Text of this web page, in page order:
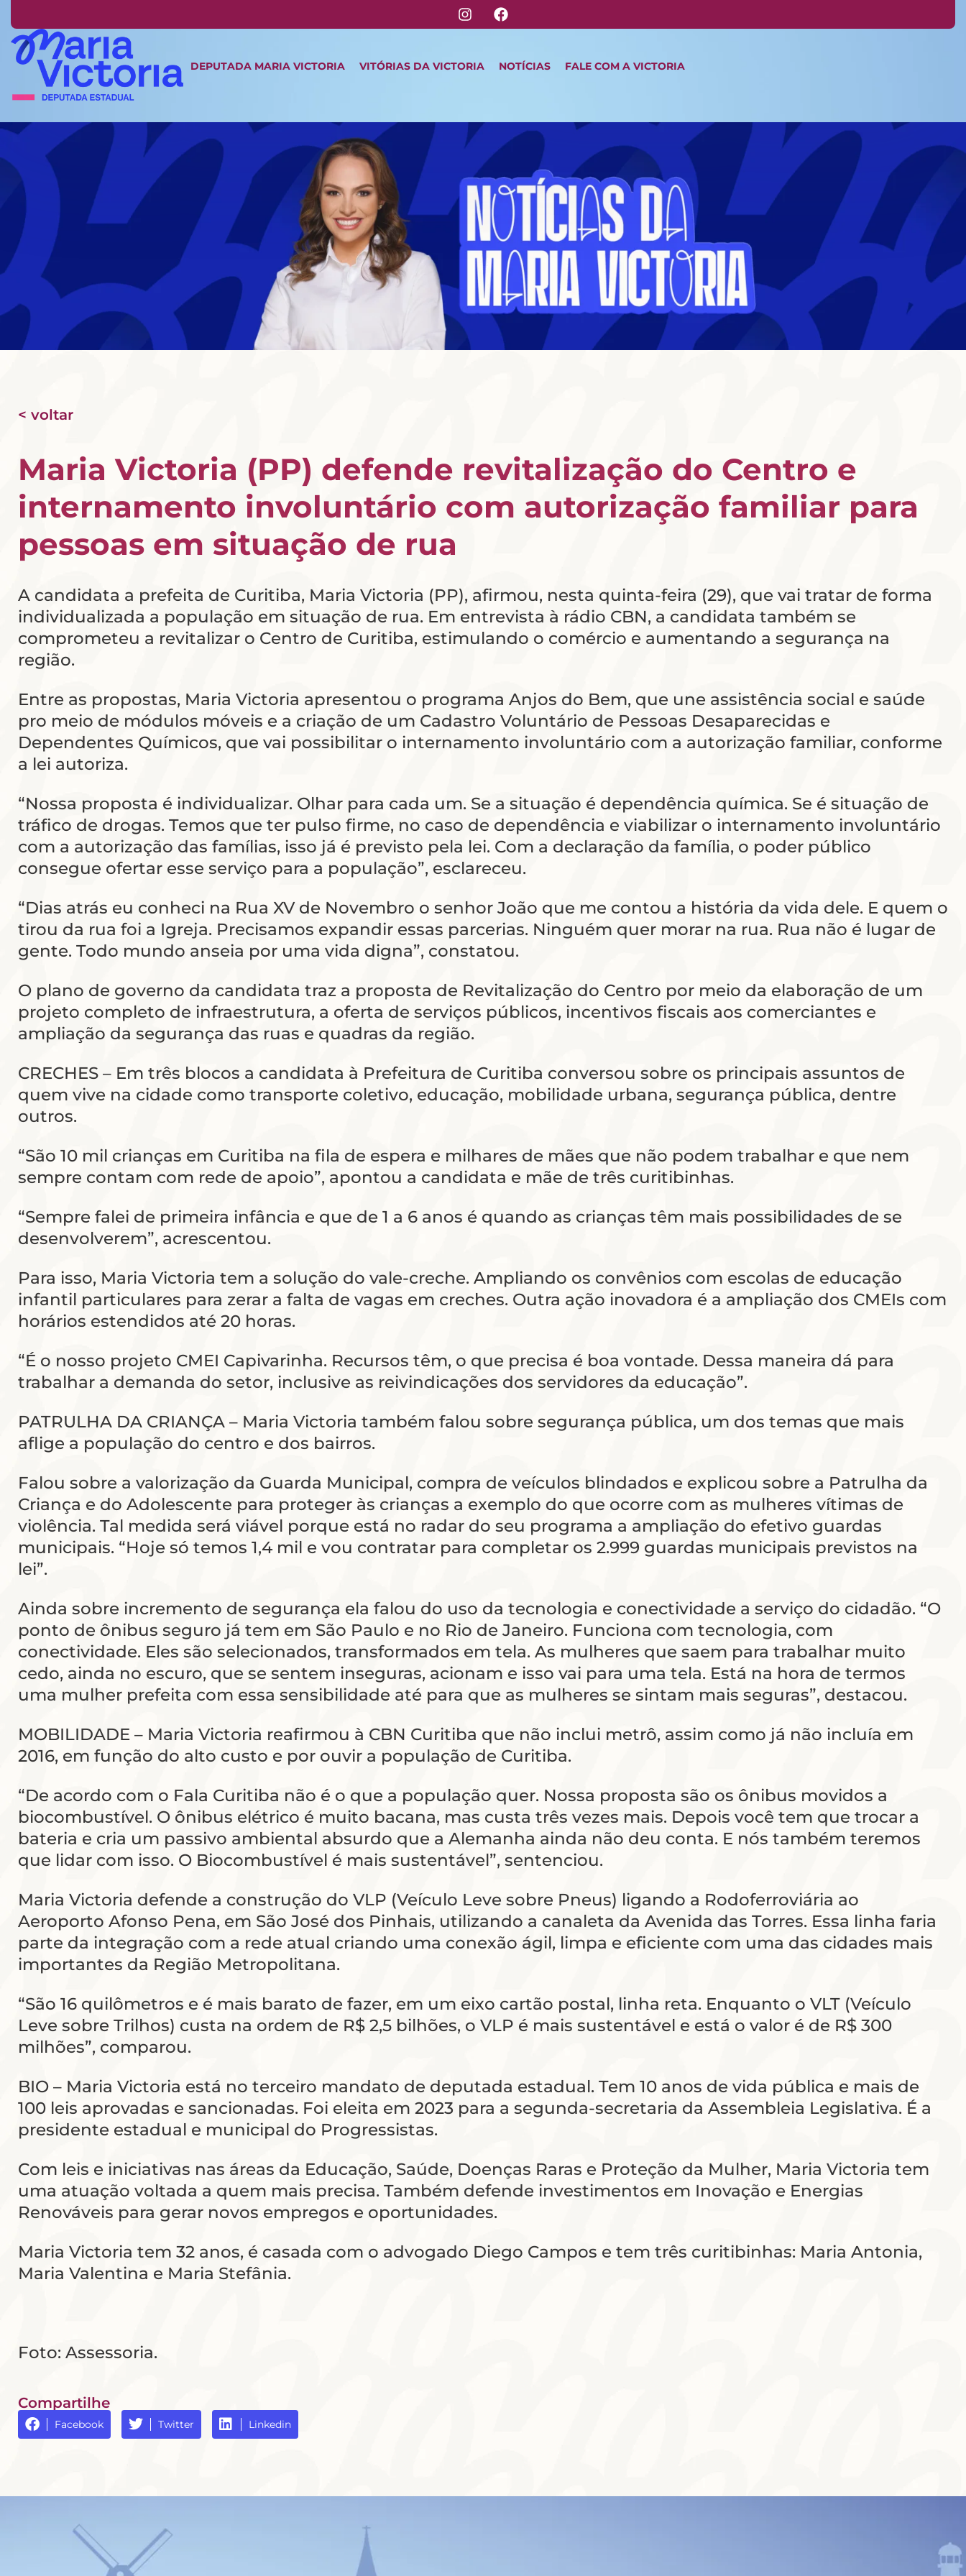
DEPUTADA MARIA VICTORIA VITÓRIAS DA VICTORIA NOTÍCIAS FALE COM A VICTORIA
< voltar
Maria Victoria (PP) defende revitalização do Centro e
internamento involuntário com autorização familiar para
pessoas em situação de rua
A candidata a prefeita de Curitiba, Maria Victoria (PP), afirmou, nesta quinta-feira (29), que vai tratar de forma
individualizada a população em situação de rua. Em entrevista à rádio CBN, a candidata também se
comprometeu a revitalizar o Centro de Curitiba, estimulando o comércio e aumentando a segurança na
região.
Entre as propostas, Maria Victoria apresentou o programa Anjos do Bem, que une assistência social e saúde
pro meio de módulos móveis e a criação de um Cadastro Voluntário de Pessoas Desaparecidas e
Dependentes Químicos, que vai possibilitar o internamento involuntário com a autorização familiar, conforme
a lei autoriza.
“Nossa proposta é individualizar. Olhar para cada um. Se a situação é dependência química. Se é situação de
tráfico de drogas. Temos que ter pulso firme, no caso de dependência e viabilizar o internamento involuntário
com a autorização das famílias, isso já é previsto pela lei. Com a declaração da família, o poder público
consegue ofertar esse serviço para a população”, esclareceu.
“Dias atrás eu conheci na Rua XV de Novembro o senhor João que me contou a história da vida dele. E quem o
tirou da rua foi a Igreja. Precisamos expandir essas parcerias. Ninguém quer morar na rua. Rua não é lugar de
gente. Todo mundo anseia por uma vida digna”, constatou.
O plano de governo da candidata traz a proposta de Revitalização do Centro por meio da elaboração de um
projeto completo de infraestrutura, a oferta de serviços públicos, incentivos fiscais aos comerciantes e
ampliação da segurança das ruas e quadras da região.
CRECHES – Em três blocos a candidata à Prefeitura de Curitiba conversou sobre os principais assuntos de
quem vive na cidade como transporte coletivo, educação, mobilidade urbana, segurança pública, dentre
outros.
“São 10 mil crianças em Curitiba na fila de espera e milhares de mães que não podem trabalhar e que nem
sempre contam com rede de apoio”, apontou a candidata e mãe de três curitibinhas.
“Sempre falei de primeira infância e que de 1 a 6 anos é quando as crianças têm mais possibilidades de se
desenvolverem”, acrescentou.
Para isso, Maria Victoria tem a solução do vale-creche. Ampliando os convênios com escolas de educação
infantil particulares para zerar a falta de vagas em creches. Outra ação inovadora é a ampliação dos CMEIs com
horários estendidos até 20 horas.
“É o nosso projeto CMEI Capivarinha. Recursos têm, o que precisa é boa vontade. Dessa maneira dá para
trabalhar a demanda do setor, inclusive as reivindicações dos servidores da educação”.
PATRULHA DA CRIANÇA – Maria Victoria também falou sobre segurança pública, um dos temas que mais
aflige a população do centro e dos bairros.
Falou sobre a valorização da Guarda Municipal, compra de veículos blindados e explicou sobre a Patrulha da
Criança e do Adolescente para proteger às crianças a exemplo do que ocorre com as mulheres vítimas de
violência. Tal medida será viável porque está no radar do seu programa a ampliação do efetivo guardas
municipais. “Hoje só temos 1,4 mil e vou contratar para completar os 2.999 guardas municipais previstos na
lei”.
Ainda sobre incremento de segurança ela falou do uso da tecnologia e conectividade a serviço do cidadão. “O
ponto de ônibus seguro já tem em São Paulo e no Rio de Janeiro. Funciona com tecnologia, com
conectividade. Eles são selecionados, transformados em tela. As mulheres que saem para trabalhar muito
cedo, ainda no escuro, que se sentem inseguras, acionam e isso vai para uma tela. Está na hora de termos
uma mulher prefeita com essa sensibilidade até para que as mulheres se sintam mais seguras”, destacou.
MOBILIDADE – Maria Victoria reafirmou à CBN Curitiba que não inclui metrô, assim como já não incluía em
2016, em função do alto custo e por ouvir a população de Curitiba.
“De acordo com o Fala Curitiba não é o que a população quer. Nossa proposta são os ônibus movidos a
biocombustível. O ônibus elétrico é muito bacana, mas custa três vezes mais. Depois você tem que trocar a
bateria e cria um passivo ambiental absurdo que a Alemanha ainda não deu conta. E nós também teremos
que lidar com isso. O Biocombustível é mais sustentável”, sentenciou.
Maria Victoria defende a construção do VLP (Veículo Leve sobre Pneus) ligando a Rodoferroviária ao
Aeroporto Afonso Pena, em São José dos Pinhais, utilizando a canaleta da Avenida das Torres. Essa linha faria
parte da integração com a rede atual criando uma conexão ágil, limpa e eficiente com uma das cidades mais
importantes da Região Metropolitana.
“São 16 quilômetros e é mais barato de fazer, em um eixo cartão postal, linha reta. Enquanto o VLT (Veículo
Leve sobre Trilhos) custa na ordem de R$ 2,5 bilhões, o VLP é mais sustentável e está o valor é de R$ 300
milhões”, comparou.
BIO – Maria Victoria está no terceiro mandato de deputada estadual. Tem 10 anos de vida pública e mais de
100 leis aprovadas e sancionadas. Foi eleita em 2023 para a segunda-secretaria da Assembleia Legislativa. É a
presidente estadual e municipal do Progressistas.
Com leis e iniciativas nas áreas da Educação, Saúde, Doenças Raras e Proteção da Mulher, Maria Victoria tem
uma atuação voltada a quem mais precisa. Também defende investimentos em Inovação e Energias
Renováveis para gerar novos empregos e oportunidades.
Maria Victoria tem 32 anos, é casada com o advogado Diego Campos e tem três curitibinhas: Maria Antonia,
Maria Valentina e Maria Stefânia.
Foto: Assessoria.
Compartilhe
Facebook Twitter Linkedin